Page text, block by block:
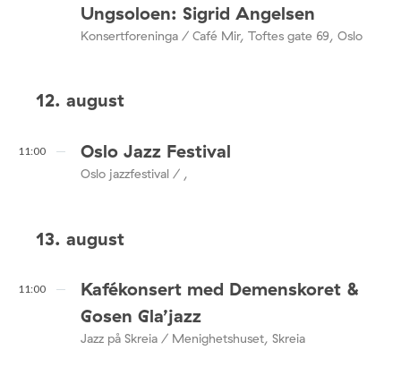
Ungsoloen: Sigrid Angelsen
Konsertforeninga / Café Mir, Toftes gate 69, Oslo
12. august
11:00 Oslo Jazz Festival
Oslo jazzfestival / ,
13. august
11:00
Kafékonsert med Demenskoret &
Gosen Gla’jazz
Jazz på Skreia / Menighetshuset, Skreia